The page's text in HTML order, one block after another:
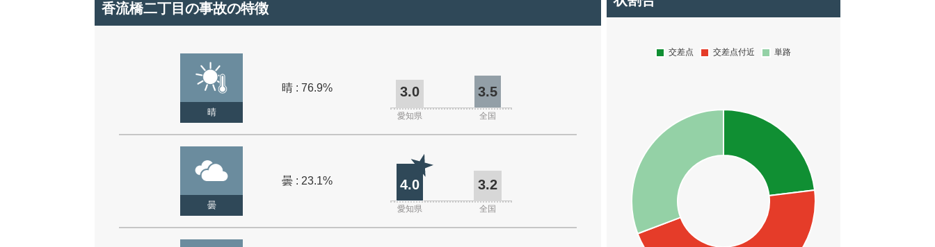
香流橋二丁目の事故の特徴
晴
晴 : 76.9% 3.0 3.5
愛知県 全国
曇
曇 : 23.1% 4.0 3.2
愛知県 全国